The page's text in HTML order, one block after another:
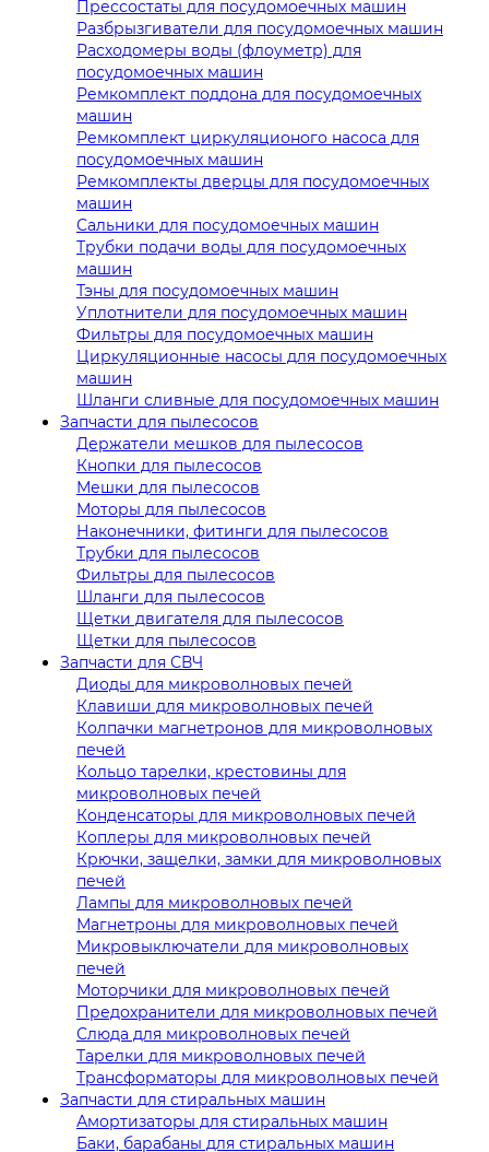
Прессостаты для посудомоечных машин
Разбрызгиватели для посудомоечных машин
Расходомеры воды (флоуметр) для
посудомоечных машин
Ремкомплект поддона для посудомоечных
машин
Ремкомплект циркуляционого насоса для
посудомоечных машин
Ремкомплекты дверцы для посудомоечных
машин
Сальники для посудомоечных машин
Трубки подачи воды для посудомоечных
машин
Тэны для посудомоечных машин
Уплотнители для посудомоечных машин
Фильтры для посудомоечных машин
Циркуляционные насосы для посудомоечных
машин
Шланги сливные для посудомоечных машин
Запчасти для пылесосов
Держатели мешков для пылесосов
Кнопки для пылесосов
Мешки для пылесосов
Моторы для пылесосов
Наконечники, фитинги для пылесосов
Трубки для пылесосов
Фильтры для пылесосов
Шланги для пылесосов
Щетки двигателя для пылесосов
Щетки для пылесосов
Запчасти для СВЧ
Диоды для микроволновых печей
Клавиши для микроволновых печей
Колпачки магнетронов для микроволновых
печей
Кольцо тарелки, крестовины для
микроволновых печей
Конденсаторы для микроволновых печей
Коплеры для микроволновых печей
Крючки, защелки, замки для микроволновых
печей
Лампы для микроволновых печей
Магнетроны для микроволновых печей
Микровыключатели для микроволновых
печей
Моторчики для микроволновых печей
Предохранители для микроволновых печей
Слюда для микроволновых печей
Тарелки для микроволновых печей
Трансформаторы для микроволновых печей
Запчасти для стиральных машин
Амортизаторы для стиральных машин
Баки, барабаны для стиральных машин